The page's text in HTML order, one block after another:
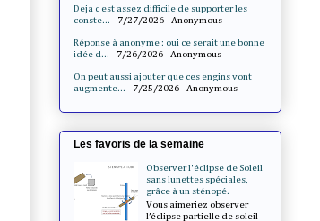
Deja c est assez difficile de supporter les
conste... - 7/27/2026- Anonymous
Réponse à anonyme : oui ce serait une bonne
idée d... - 7/26/2026- Anonymous
On peut aussi ajouter que ces engins vont
augmente... - 7/25/2026- Anonymous
Les favoris de la semaine
Observer l'éclipse de Soleil
sans lunettes spéciales,
grâce à un sténopé.
Vous aimeriez observer
l’éclipse partielle de soleil